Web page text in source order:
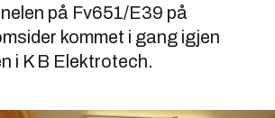
på Fv651/E39 på
kommet i gang igjen
i K B Elektrotech.